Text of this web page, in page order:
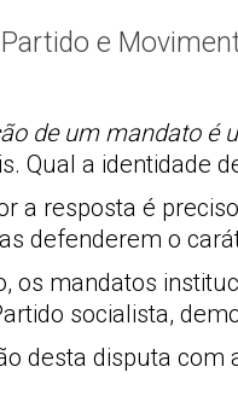
e
de um mandato é
Qual a identidade
a resposta é
defenderem o
os mandatos
socialista,
desta disputa com